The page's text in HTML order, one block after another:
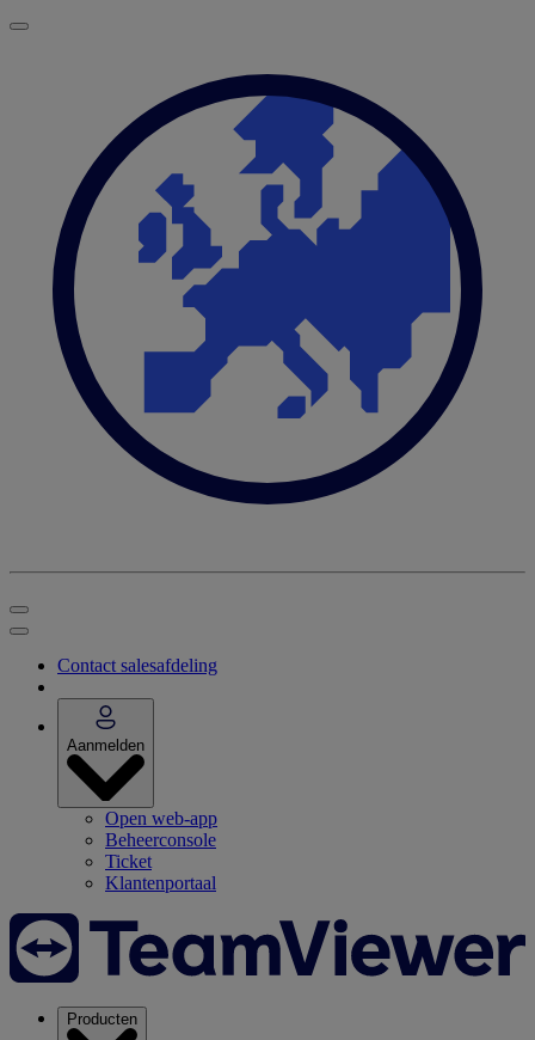
Contact salesafdeling
Aanmelden
Open web-app
Beheerconsole
Ticket
Klantenportaal
Producten